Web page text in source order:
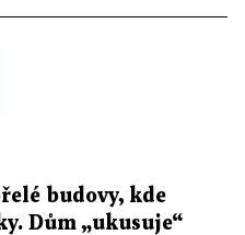
budovy, kde
Dům „ukusuje“